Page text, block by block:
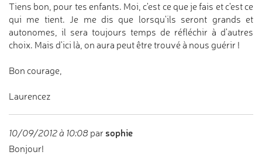
Tiens bon, pour tes enfants. Moi, c'est ce que je fais et c'est ce
qui me tient. Je me dis que lorsqu'ils seront grands et
autonomes, il sera toujours temps de réfléchir à d'autres
choix. Mais d'ici là, on aura peut être trouvé à nous guérir !
Bon courage,
Laurencez
10/09/2012 à 10:08 par sophie
Bonjour!